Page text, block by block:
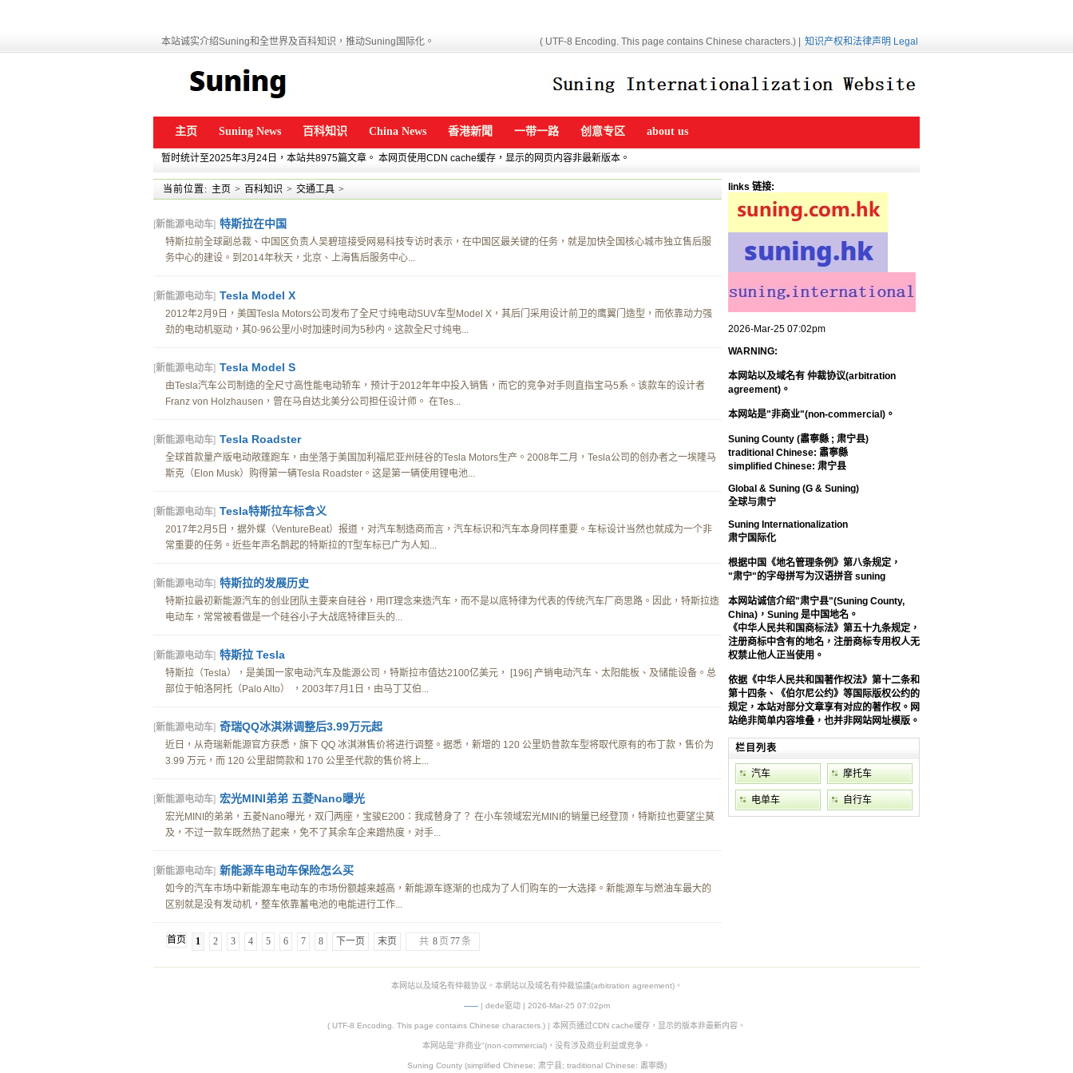
本站诚实介绍Suning和全世界及百科知识，推动Suning国际化。 ( UTF-8 Encoding. This page contains Chinese characters.) | 知识产权和法律声明 Legal
主页 Suning News 百科知识 China News 香港新聞 一带一路 创意专区 about us
暂时统计至2025年3月24日，本站共8975篇文章。 本网页使用CDN cache缓存，显示的网页内容非最新版本。
当前位置: 主页 > 百科知识 > 交通工具 >
[新能源电动车] 特斯拉在中国
特斯拉前全球副总裁、中国区负责人吴碧瑄接受网易科技专访时表示，在中国区最关键的任务，就是加快全国核心城市独立售后服
务中心的建设。到2014年秋天，北京、上海售后服务中心...
[新能源电动车] Tesla Model X
2012年2月9日，美国Tesla Motors公司发布了全尺寸纯电动SUV车型Model X，其后门采用设计前卫的鹰翼门造型，而依靠动力强
劲的电动机驱动，其0-96公里/小时加速时间为5秒内。这款全尺寸纯电...
[新能源电动车] Tesla Model S
由Tesla汽车公司制造的全尺寸高性能电动轿车，预计于2012年年中投入销售，而它的竞争对手则直指宝马5系。该款车的设计者
Franz von Holzhausen，曾在马自达北美分公司担任设计师。 在Tes...
[新能源电动车] Tesla Roadster
全球首款量产版电动敞篷跑车，由坐落于美国加利福尼亚州硅谷的Tesla Motors生产。2008年二月，Tesla公司的创办者之一埃隆马
斯克（Elon Musk）购得第一辆Tesla Roadster。这是第一辆使用锂电池...
[新能源电动车] Tesla特斯拉车标含义
2017年2月5日，据外媒（VentureBeat）报道，对汽车制造商而言，汽车标识和汽车本身同样重要。车标设计当然也就成为一个非
常重要的任务。近些年声名鹊起的特斯拉的T型车标已广为人知...
[新能源电动车] 特斯拉的发展历史
特斯拉最初新能源汽车的创业团队主要来自硅谷，用IT理念来造汽车，而不是以底特律为代表的传统汽车厂商思路。因此，特斯拉造
电动车，常常被看做是一个硅谷小子大战底特律巨头的...
[新能源电动车] 特斯拉 Tesla
特斯拉（Tesla），是美国一家电动汽车及能源公司，特斯拉市值达2100亿美元， [196] 产销电动汽车、太阳能板、及储能设备。总
部位于帕洛阿托（Palo Alto） ，2003年7月1日，由马丁艾伯...
[新能源电动车] 奇瑞QQ冰淇淋调整后3.99万元起
近日，从奇瑞新能源官方获悉，旗下 QQ 冰淇淋售价将进行调整。据悉，新增的 120 公里奶昔款车型将取代原有的布丁款，售价为
3.99 万元，而 120 公里甜筒款和 170 公里圣代款的售价将上...
[新能源电动车] 宏光MINI弟弟 五菱Nano曝光
宏光MINI的弟弟，五菱Nano曝光，双门两座，宝骏E200：我成替身了？ 在小车领域宏光MINI的销量已经登顶，特斯拉也要望尘莫
及，不过一款车既然热了起来，免不了其余车企来蹭热度，对手...
[新能源电动车] 新能源车电动车保险怎么买
如今的汽车市场中新能源车电动车的市场份额越来越高，新能源车逐渐的也成为了人们购车的一大选择。新能源车与燃油车最大的
区别就是没有发动机，整车依靠蓄电池的电能进行工作...
首页 1 2 3 4 5 6 7 8 下一页 末页 共 8 页 77 条
links 链接:
2026-Mar-25 07:02pm
WARNING:
本网站以及域名有 仲裁协议(arbitration
agreement)。
本网站是"非商业"(non-commercial)。
Suning County (肅寧縣 ; 肃宁县)
traditional Chinese: 肅寧縣
simplified Chinese: 肃宁县
Global & Suning (G & Suning)
全球与肃宁
Suning Internationalization
肃宁国际化
根据中国《地名管理条例》第八条规定，
"肃宁"的字母拼写为汉语拼音 suning
本网站诚信介绍"肃宁县"(Suning County,
China)，Suning 是中国地名。
《中华人民共和国商标法》第五十九条规定，
注册商标中含有的地名，注册商标专用权人无
权禁止他人正当使用。
依据《中华人民共和国著作权法》第十二条和
第十四条、《伯尔尼公约》等国际版权公约的
规定，本站对部分文章享有对应的著作权。网
站绝非简单内容堆叠，也并非网站网址模版。
栏目列表
汽车 摩托车
电单车 自行车
本网站以及域名有仲裁协议。本網站以及域名有仲裁協議(arbitration agreement)。
------| dede驱动 | 2026-Mar-25 07:02pm
( UTF-8 Encoding. This page contains Chinese characters.) | 本网页通过CDN cache缓存，显示的版本非最新内容。
本网站是"非商业"(non-commercial)，没有涉及商业利益或竞争。
Suning County (simplified Chinese: 肃宁县; traditional Chinese: 肅寧縣)